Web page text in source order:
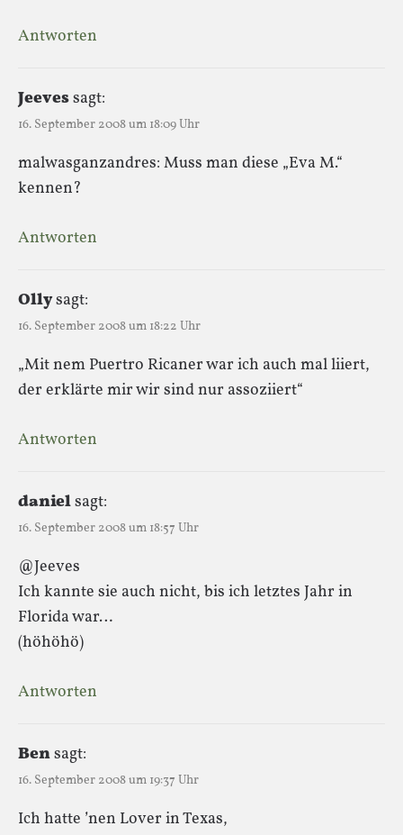
Antworten
Jeevessagt:
16. September 2008 um 18:09 Uhr
malwasganzandres: Muss man diese „Eva M.“
kennen?
Antworten
Ollysagt:
16. September 2008 um 18:22 Uhr
„Mit nem Puertro Ricaner war ich auch mal liiert,
der erklärte mir wir sind nur assoziiert“
Antworten
danielsagt:
16. September 2008 um 18:57 Uhr
@Jeeves
Ich kannte sie auch nicht, bis ich letztes Jahr in
Florida war…
(höhöhö)
Antworten
Bensagt:
16. September 2008 um 19:37 Uhr
Ich hatte ’nen Lover in Texas,